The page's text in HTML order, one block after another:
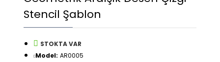
Stencil Şablon
STOKTA VAR
Model: AR0005